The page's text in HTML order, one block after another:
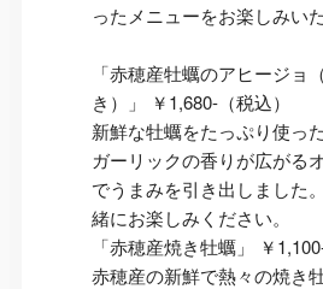
ったメニューをお楽しみい
「赤穂産牡蠣のアヒージョ
き）」 ￥1,680-（税込）
新鮮な牡蠣をたっぷり使っ
ガーリックの香りが広がる
でうまみを引き出しました
緒にお楽しみください。
「赤穂産焼き牡蠣」 ￥
赤穂産の新鮮で熱々の焼き